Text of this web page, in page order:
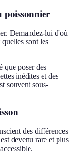
poissonnier
Demandez-lui d'où
sont les
que poser des
inédites et des
souvent sous-
des différences
est devenu rare et plus